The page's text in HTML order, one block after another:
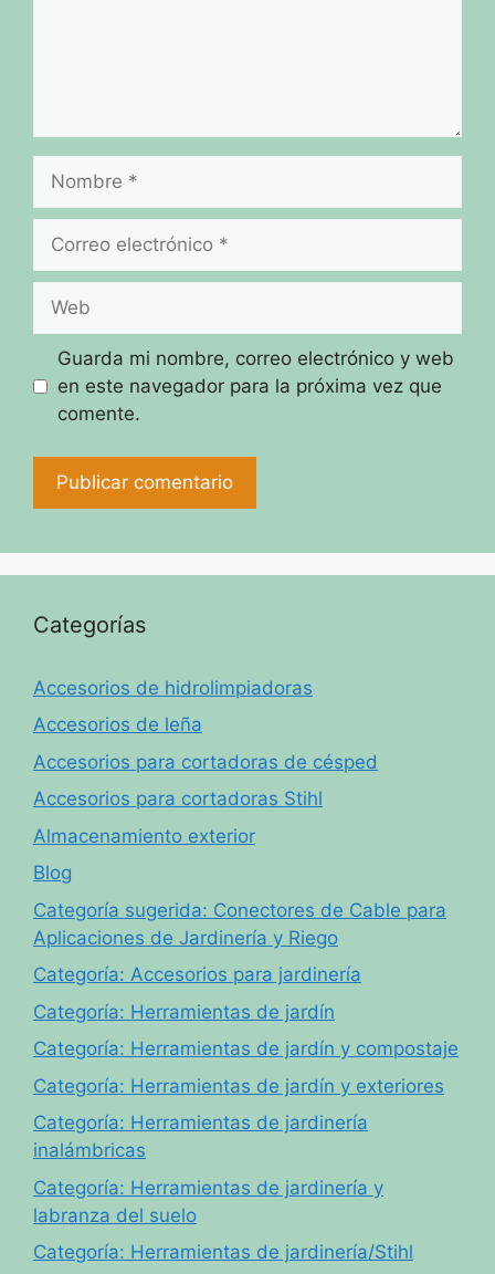
Nombre
Correo
Web
Guarda mi nombre, correo electrónico y web
en este navegador para la próxima vez que
comente.
Categorías
Accesorios de hidrolimpiadoras
Accesorios de leña
Accesorios para cortadoras de césped
Accesorios para cortadoras Stihl
Almacenamiento exterior
Blog
Categoría sugerida: Conectores de Cable para
Aplicaciones de Jardinería y Riego
Categoría: Accesorios para jardinería
Categoría: Herramientas de jardín
Categoría: Herramientas de jardín y compostaje
Categoría: Herramientas de jardín y exteriores
Categoría: Herramientas de jardinería
inalámbricas
Categoría: Herramientas de jardinería y
labranza del suelo
Categoría: Herramientas de jardinería/Stihl